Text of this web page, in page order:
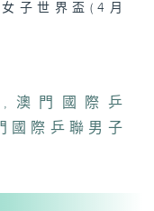
子世界盃(4月
,
澳門國際乒
國際乒聯男子